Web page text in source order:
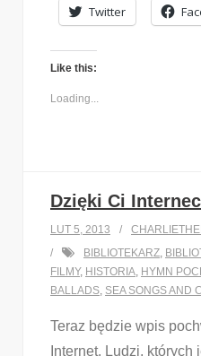
Like this:
Loading...
Twitter
Like this:
Loading...
Dzięki Ci
LUT 5, 2013
BIBLIOTEKARZ,
FILMY, HISTORIA, HYMN
BALLADS, SEA SONGS AND
Teraz będzie wpis
Internet. Ludzi,